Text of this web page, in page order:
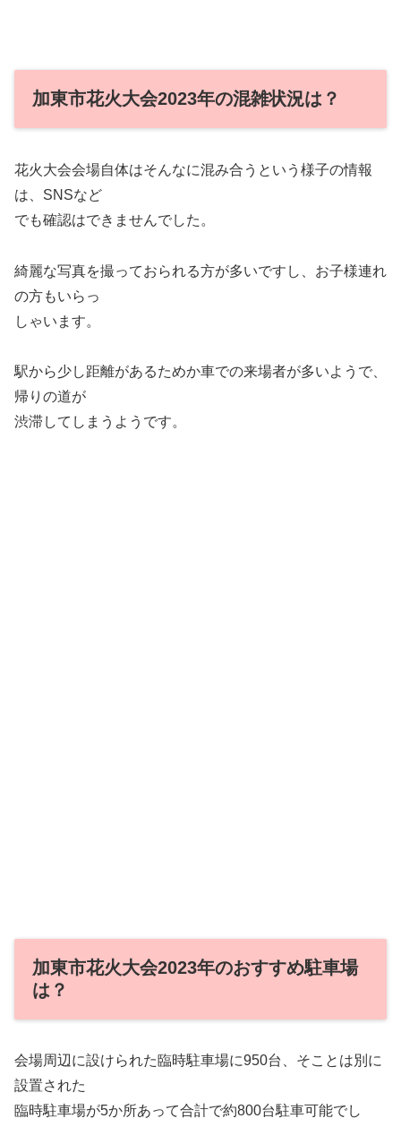
加東市花火大会2023年の混雑状況は？
花火大会会場自体はそんなに混み合うという様子の情報
は、SNSなど
でも確認はできませんでした。
綺麗な写真を撮っておられる方が多いですし、お子様連れ
の方もいらっ
しゃいます。
駅から少し距離があるためか車での来場者が多いようで、
帰りの道が
渋滞してしまうようです。
加東市花火大会2023年のおすすめ駐車場
は？
会場周辺に設けられた臨時駐車場に950台、そことは別に
設置された
臨時駐車場が5か所あって合計で約800台駐車可能でし